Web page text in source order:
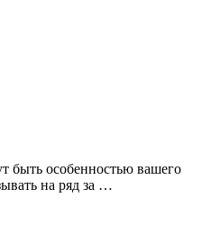
быть особенностью вашего
на ряд за …